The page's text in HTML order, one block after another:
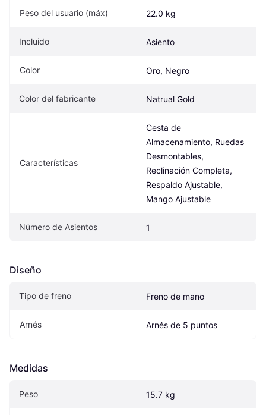
Peso del usuario (máx) 22.0 kg
Incluido Asiento
Color Oro, Negro
Color del fabricante Natrual Gold
Características
Cesta de
Almacenamiento, Ruedas
Desmontables,
Reclinación Completa,
Respaldo Ajustable,
Mango Ajustable
Número de Asientos 1
Diseño
Tipo de freno Freno de mano
Arnés Arnés de 5 puntos
Medidas
Peso 15.7 kg